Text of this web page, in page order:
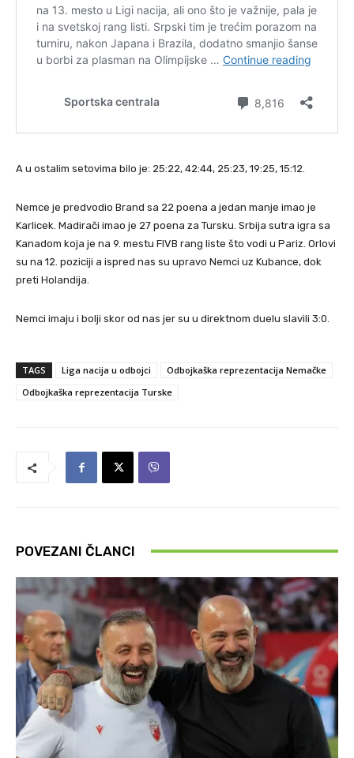
A u ostalim setovima bilo je: 25:22, 42:44, 25:23, 19:25, 15:12.
Nemce je predvodio Brand sa 22 poena a jedan manje imao je
Karlicek. Madirači imao je 27 poena za Tursku. Srbija sutra igra sa
Kanadom koja je na 9. mestu FIVB rang liste što vodi u Pariz. Orlovi
su na 12. poziciji a ispred nas su upravo Nemci uz Kubance, dok
preti Holandija.
Nemci imaju i bolji skor od nas jer su u direktnom duelu slavili 3:0.
TAGS Liga nacija u odbojci
Odbojkaška reprezentacija Nemačke
Odbojkaška reprezentacija Turske
POVEZANI ČLANCI